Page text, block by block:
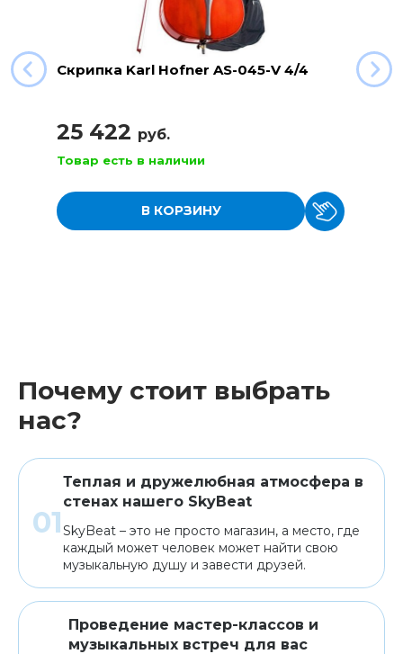
Скрипка Karl Hofner AS-045-V 4/4
25 422 руб.
Товар есть в наличии
В КОРЗИНУ
Почему стоит выбрать
нас?
Теплая и дружелюбная атмосфера в
стенах нашего SkyBeat
SkyBeat – это не просто магазин, а место, где
каждый может человек может найти свою
музыкальную душу и завести друзей.
Проведение мастер-классов и
музыкальных встреч для вас